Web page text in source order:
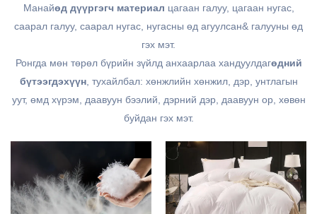
Манайөд дүүргэгч материал цагаан галуу, цагаан нугас,
саарал галуу, саарал нугас, нугасны өд агуулсан& галууны өд
гэх мэт.
Ронгда мөн төрөл бүрийн зүйлд анхаарлаа хандуулдагөдний
бүтээгдэхүүн, тухайлбал: хөнжлийн хөнжил, дэр, унтлагын
уут, өмд хүрэм, даавуун бээлий, дэрний дэр, даавуун ор, хөвөн
буйдан гэх мэт.